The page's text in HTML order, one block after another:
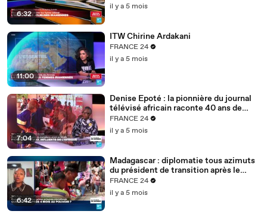
6:32
il y a 5 mois
11:00
ITW Chirine Ardakani
FRANCE 24
il y a 5 mois
7:04
Denise Epoté : la pionnière du journal
télévisé africain raconte 40 ans de
carrière
FRANCE 24
il y a 5 mois
6:42
Madagascar : diplomatie tous azimuts
du président de transition après le
putsch
FRANCE 24
il y a 5 mois